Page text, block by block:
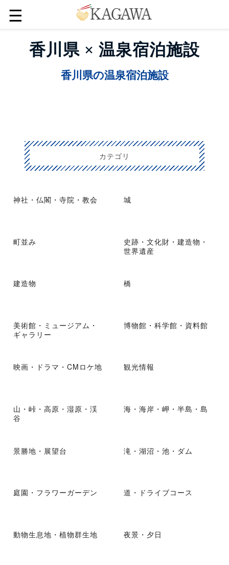
☰
香川県 × 温泉宿泊施設
香川県の温泉宿泊施設
カテゴリ
神社・仏閣・寺院・教会 城
町並み
史跡・文化財・建造物・
世界遺産
建造物 橋
美術館・ミュージアム・
ギャラリー
博物館・科学館・資料館
映画・ドラマ・CMロケ地 観光情報
山・峠・高原・湿原・渓
谷
海・海岸・岬・半島・島
景勝地・展望台 滝・湖沼・池・ダム
庭園・フラワーガーデン 道・ドライブコース
動物生息地・植物群生地 夜景・夕日